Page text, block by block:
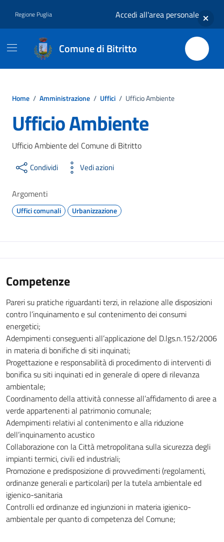
Regione Puglia Accedi all'area personale
Comune di Bitritto
Home / Amministrazione / Uffici / Ufficio Ambiente
Ufficio Ambiente
Ufficio Ambiente del Comune di Bitritto
Condividi Vedi azioni
Argomenti
Uffici comunali Urbanizzazione
Competenze
Pareri su pratiche riguardanti terzi, in relazione alle disposizioni
contro l’inquinamento e sul contenimento dei consumi
energetici;
Adempimenti conseguenti all’applicazione del D.lgs.n.152/2006
in materia di bonifiche di siti inquinati;
Progettazione e responsabilità di procedimento di interventi di
bonifica su siti inquinati ed in generale di opere di rilevanza
ambientale;
Coordinamento della attività connesse all’affidamento di aree a
verde appartenenti al patrimonio comunale;
Adempimenti relativi al contenimento e alla riduzione
dell’inquinamento acustico
Collaborazione con la Città metropolitana sulla sicurezza degli
impianti termici, civili ed industriali;
Promozione e predisposizione di provvedimenti (regolamenti,
ordinanze generali e particolari) per la tutela ambientale ed
igienico-sanitaria
Controlli ed ordinanze ed ingiunzioni in materia igienico-
ambientale per quanto di competenza del Comune;